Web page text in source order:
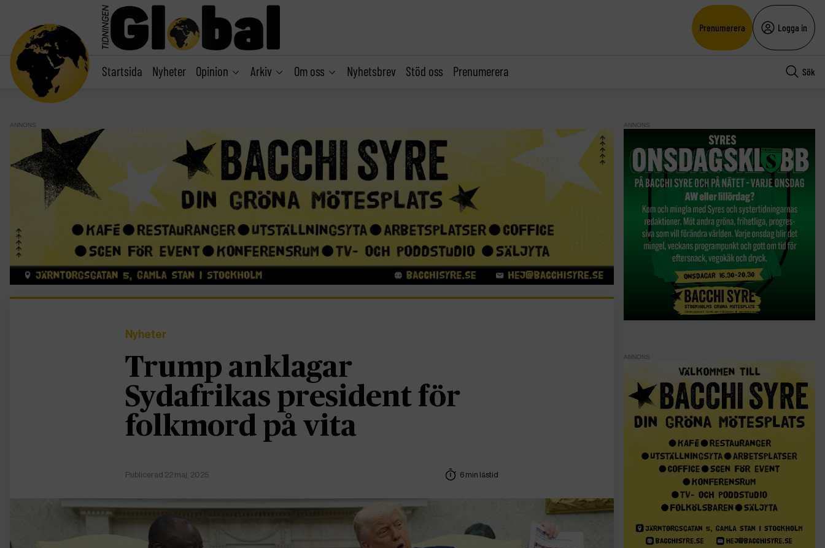
Prenumerera Logga in
Startsida Nyheter Opinion Arkiv Om oss Nyhetsbrev Stöd oss Prenumerera Sök
ANNONS
Nyheter
Trump anklagar
Sydafrikas president för
folkmord på vita
Publicerad 22 maj, 2025 6 min lästid
ANNONS
ANNONS